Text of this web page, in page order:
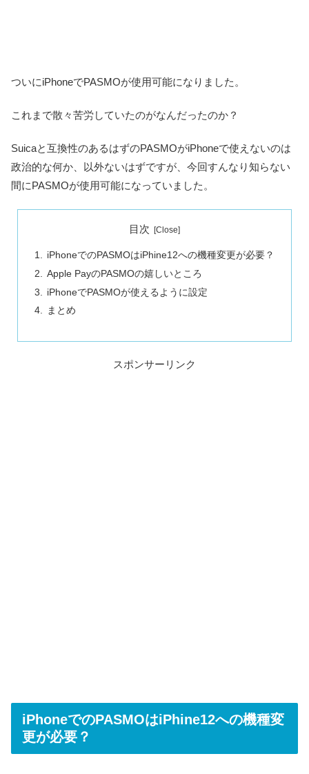
ついにiPhoneでPASMOが使用可能になりました。
これまで散々苦労していたのがなんだったのか？
Suicaと互換性のあるはずのPASMOがiPhoneで使えないのは
政治的な何か、以外ないはずですが、今回すんなり知らない
間にPASMOが使用可能になっていました。
目次
iPhoneでのPASMOはiPhine12への機種変更が必要？
Apple PayのPASMOの嬉しいところ
iPhoneでPASMOが使えるように設定
まとめ
スポンサーリンク
iPhoneでのPASMOはiPhine12への機種変
更が必要？